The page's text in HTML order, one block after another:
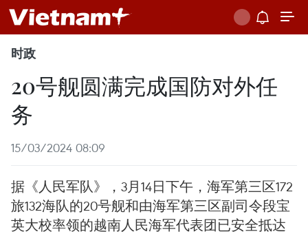
时政
20号舰圆满完成国防对外任
务
15/03/2024 08:09
据《人民军队》，3月14日下午，海军第三区172
旅132海队的20号舰和由海军第三区副司令段宝
英大校率领的越南人民海军代表团已安全抵达